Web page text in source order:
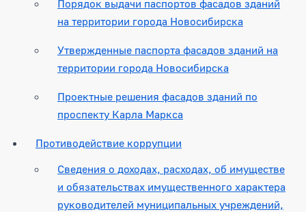
Порядок выдачи паспортов фасадов зданий
на территории города Новосибирска
Утвержденные паспорта фасадов зданий на
территории города Новосибирска
Проектные решения фасадов зданий по
проспекту Карла Маркса
Противодействие коррупции
Сведения о доходах, расходах, об имуществе
и обязательствах имущественного характера
руководителей муниципальных учреждений,